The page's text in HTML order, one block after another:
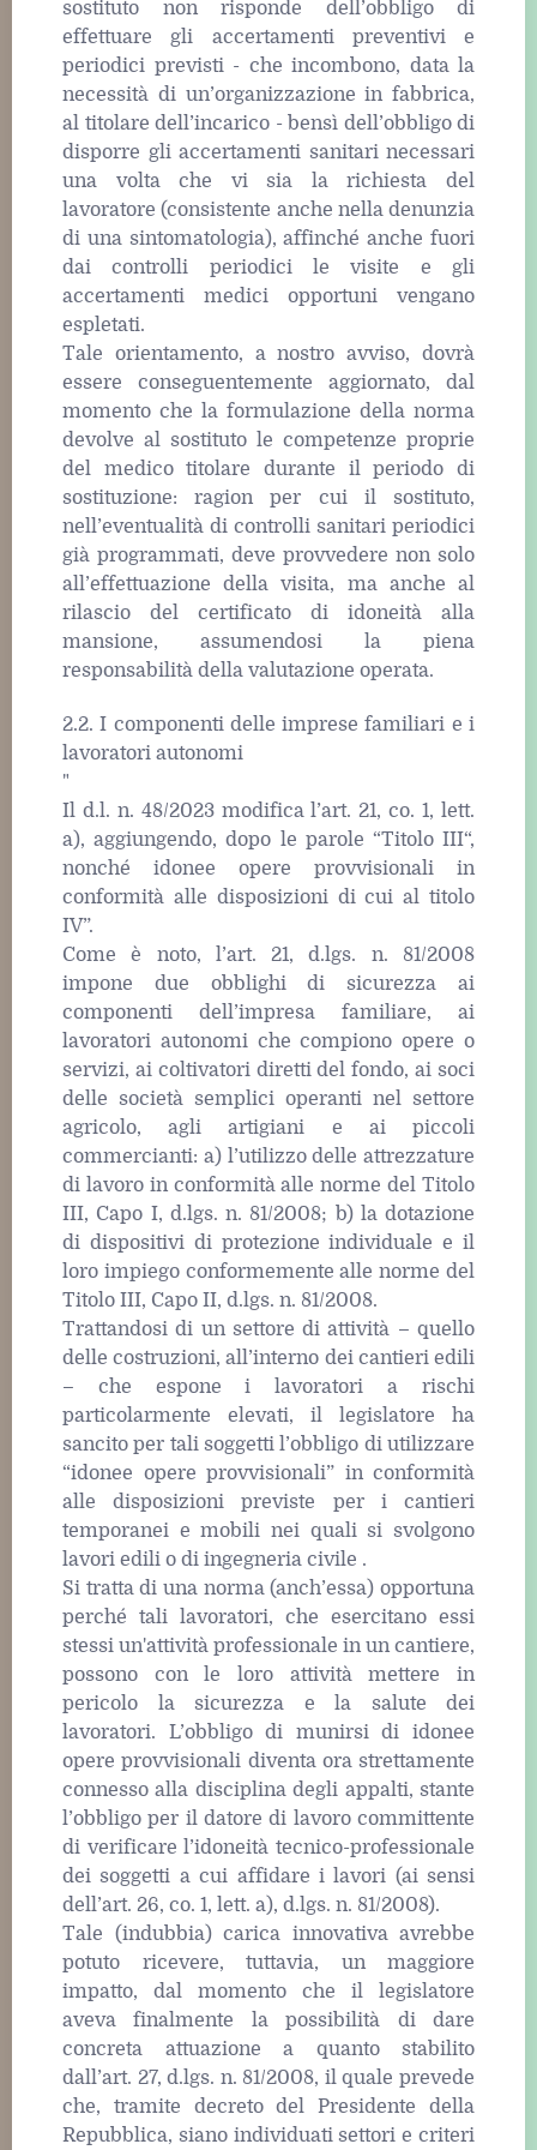
sostituto non risponde dell’obbligo di
effettuare gli accertamenti preventivi e
periodici previsti - che incombono, data la
necessità di un’organizzazione in fabbrica,
al titolare dell’incarico - bensì dell’obbligo di
disporre gli accertamenti sanitari necessari
una volta che vi sia la richiesta del
lavoratore (consistente anche nella denunzia
di una sintomatologia), affinché anche fuori
dai controlli periodici le visite e gli
accertamenti medici opportuni vengano
espletati.
Tale orientamento, a nostro avviso, dovrà
essere conseguentemente aggiornato, dal
momento che la formulazione della norma
devolve al sostituto le competenze proprie
del medico titolare durante il periodo di
sostituzione: ragion per cui il sostituto,
nell’eventualità di controlli sanitari periodici
già programmati, deve provvedere non solo
all’effettuazione della visita, ma anche al
rilascio del certificato di idoneità alla
mansione, assumendosi la piena
responsabilità della valutazione operata.
2.2. I componenti delle imprese familiari e i
lavoratori autonomi
"
Il d.l. n. 48/2023 modifica l’art. 21, co. 1, lett.
a), aggiungendo, dopo le parole “Titolo III“,
nonché idonee opere provvisionali in
conformità alle disposizioni di cui al titolo
IV”.
Come è noto, l’art. 21, d.lgs. n. 81/2008
impone due obblighi di sicurezza ai
componenti dell’impresa familiare, ai
lavoratori autonomi che compiono opere o
servizi, ai coltivatori diretti del fondo, ai soci
delle società semplici operanti nel settore
agricolo, agli artigiani e ai piccoli
commercianti: a) l’utilizzo delle attrezzature
di lavoro in conformità alle norme del Titolo
III, Capo I, d.lgs. n. 81/2008; b) la dotazione
di dispositivi di protezione individuale e il
loro impiego conformemente alle norme del
Titolo III, Capo II, d.lgs. n. 81/2008.
Trattandosi di un settore di attività – quello
delle costruzioni, all’interno dei cantieri edili
– che espone i lavoratori a rischi
particolarmente elevati, il legislatore ha
sancito per tali soggetti l’obbligo di utilizzare
“idonee opere provvisionali” in conformità
alle disposizioni previste per i cantieri
temporanei e mobili nei quali si svolgono
lavori edili o di ingegneria civile .
Si tratta di una norma (anch’essa) opportuna
perché tali lavoratori, che esercitano essi
stessi un'attività professionale in un cantiere,
possono con le loro attività mettere in
pericolo la sicurezza e la salute dei
lavoratori. L’obbligo di munirsi di idonee
opere provvisionali diventa ora strettamente
connesso alla disciplina degli appalti, stante
l’obbligo per il datore di lavoro committente
di verificare l’idoneità tecnico-professionale
dei soggetti a cui affidare i lavori (ai sensi
dell’art. 26, co. 1, lett. a), d.lgs. n. 81/2008).
Tale (indubbia) carica innovativa avrebbe
potuto ricevere, tuttavia, un maggiore
impatto, dal momento che il legislatore
aveva finalmente la possibilità di dare
concreta attuazione a quanto stabilito
dall’art. 27, d.lgs. n. 81/2008, il quale prevede
che, tramite decreto del Presidente della
Repubblica, siano individuati settori e criteri